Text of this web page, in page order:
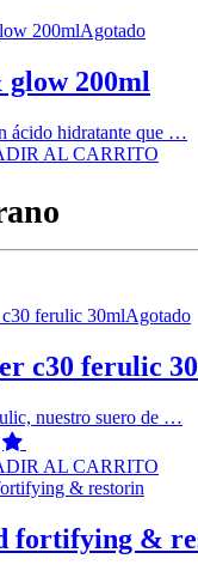
Agotado
glow 200ml
ácido hidratante que …
AL CARRITO
Agotado
c30 ferulic
nuestro suero de …
AL CARRITO
fortifying &